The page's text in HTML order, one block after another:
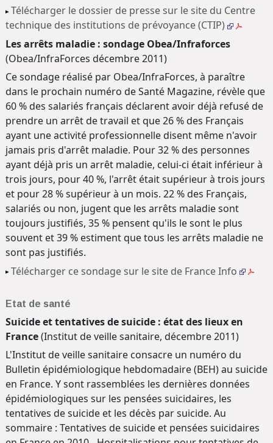
Télécharger le dossier de presse sur le site du Centre
technique des institutions de prévoyance (CTIP)
Les arrêts maladie : sondage Obea/Infraforces
(Obea/InfraForces décembre 2011)
Ce sondage réalisé par Obea/InfraForces, à paraître
dans le prochain numéro de Santé Magazine, révèle que
60 % des salariés français déclarent avoir déjà refusé de
prendre un arrêt de travail et que 26 % des Français
ayant une activité professionnelle disent même n'avoir
jamais pris d'arrêt maladie. Pour 32 % des personnes
ayant déjà pris un arrêt maladie, celui-ci était inférieur à
trois jours, pour 40 %, l'arrêt était supérieur à trois jours
et pour 28 % supérieur à un mois. 22 % des Français,
salariés ou non, jugent que les arrêts maladie sont
toujours justifiés, 35 % pensent qu'ils le sont le plus
souvent et 39 % estiment que tous les arrêts maladie ne
sont pas justifiés.
Télécharger ce sondage sur le site de France Info
Etat de santé
Suicide et tentatives de suicide : état des lieux en
France(Institut de veille sanitaire, décembre 2011)
L'Institut de veille sanitaire consacre un numéro du
Bulletin épidémiologique hebdomadaire (BEH) au suicide
en France. Y sont rassemblées les dernières données
épidémiologiques sur les pensées suicidaires, les
tentatives de suicide et les décès par suicide. Au
sommaire : Tentatives de suicide et pensées suicidaires